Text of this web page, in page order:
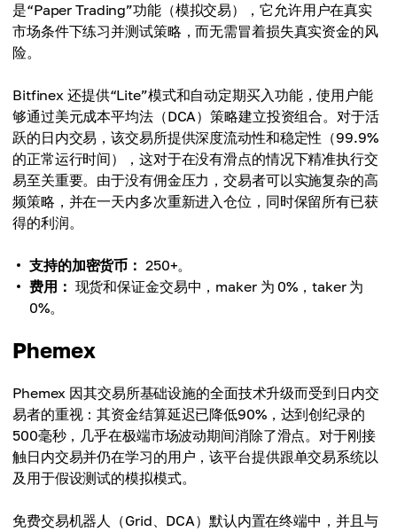
是“Paper Trading”功能（模拟交易），它允许用户在真实
市场条件下练习并测试策略，而无需冒着损失真实资金的风
险。
Bitfinex 还提供“Lite”模式和自动定期买入功能，使用户能
够通过美元成本平均法（DCA）策略建立投资组合。对于活
跃的日内交易，该交易所提供深度流动性和稳定性（99.9%
的正常运行时间），这对于在没有滑点的情况下精准执行交
易至关重要。由于没有佣金压力，交易者可以实施复杂的高
频策略，并在一天内多次重新进入仓位，同时保留所有已获
得的利润。
支持的加密货币： 250+。
费用： 现货和保证金交易中，maker 为 0%，taker 为
0%。
Phemex
Phemex 因其交易所基础设施的全面技术升级而受到日内交
易者的重视：其资金结算延迟已降低90%，达到创纪录的
500毫秒，几乎在极端市场波动期间消除了滑点。对于刚接
触日内交易并仍在学习的用户，该平台提供跟单交易系统以
及用于假设测试的模拟模式。
免费交易机器人（Grid、DCA）默认内置在终端中，并且与